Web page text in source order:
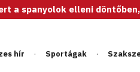
elleni döntőben, Európa-
hír Sportágak